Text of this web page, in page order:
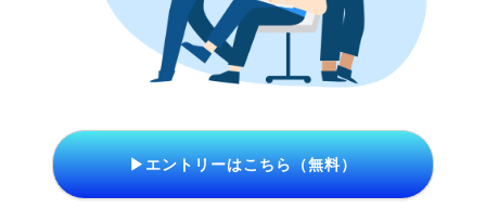
▶エントリーはこちら（無料）